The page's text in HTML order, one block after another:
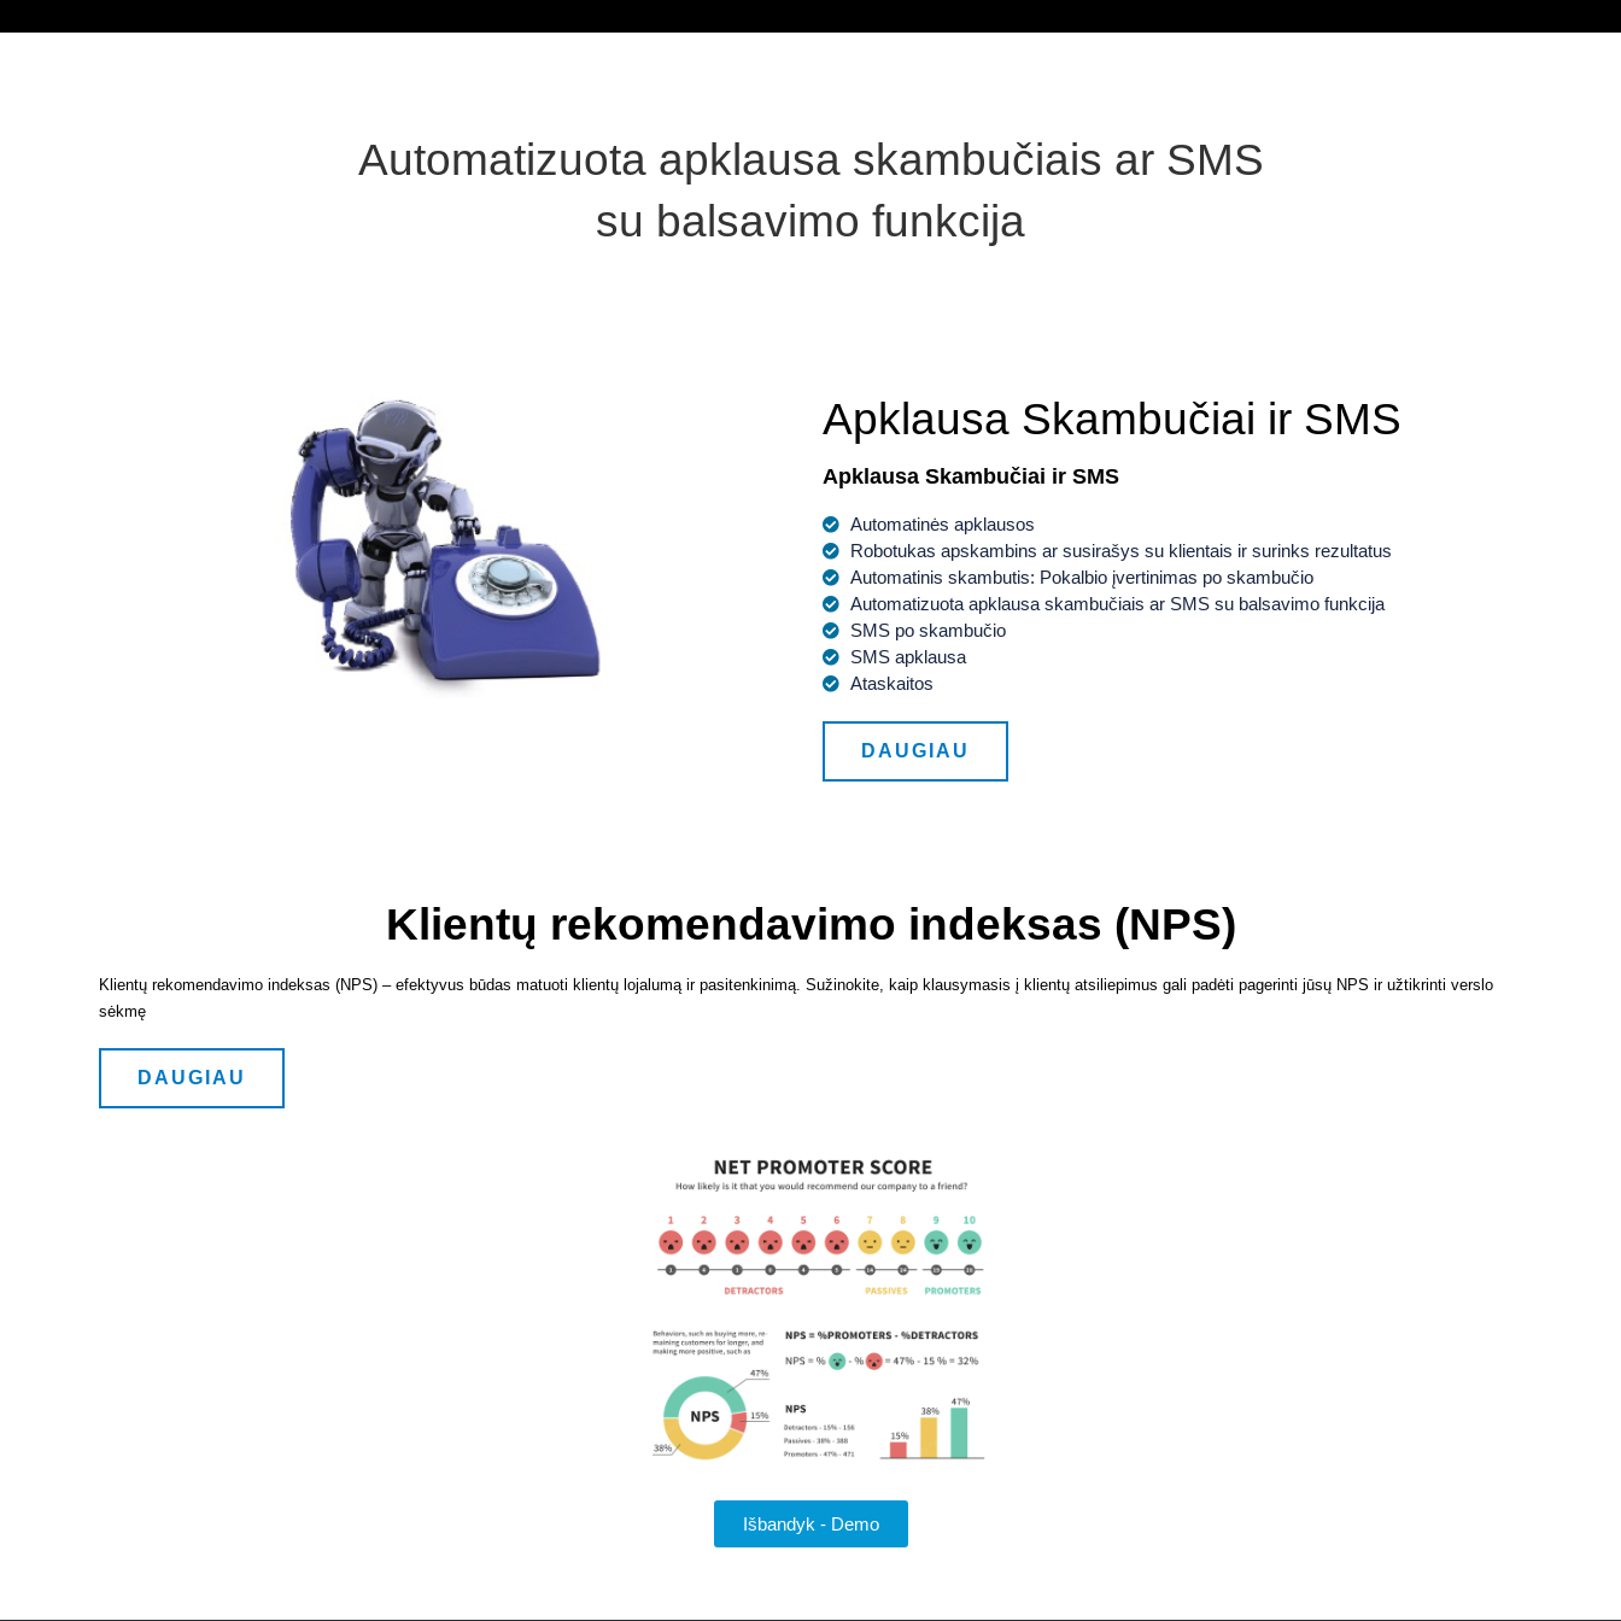
Automatizuota apklausa skambučiais ar SMS
su balsavimo funkcija
Apklausa Skambučiai ir SMS
Apklausa Skambučiai ir SMS
Automatinės apklausos
Robotukas apskambins ar susirašys su klientais ir surinks rezultatus
Automatinis skambutis: Pokalbio įvertinimas po skambučio
Automatizuota apklausa skambučiais ar SMS su balsavimo funkcija
SMS po skambučio
SMS apklausa
Ataskaitos
DAUGIAU
Klientų rekomendavimo indeksas (NPS)
Klientų rekomendavimo indeksas (NPS) – efektyvus būdas matuoti klientų lojalumą ir pasitenkinimą. Sužinokite, kaip klausymasis į klientų atsiliepimus gali padėti pagerinti jūsų NPS ir užtikrinti verslo
sėkmę
DAUGIAU
Išbandyk - Demo